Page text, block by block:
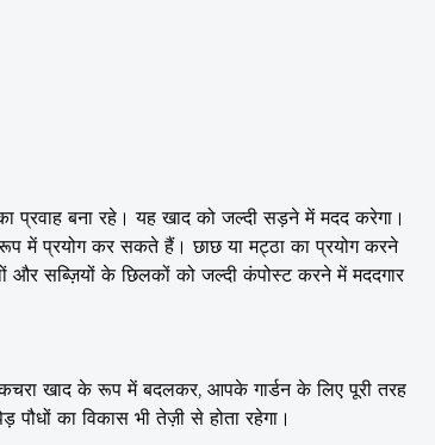
प्रवाह बना रहे। यह खाद को जल्दी सड़ने में मदद करेगा।
में प्रयोग कर सकते हैं। छाछ या मट्ठा का प्रयोग करने
और सब्ज़ियों के छिलकों को जल्दी कंपोस्ट करने में मददगार
खाद के रूप में बदलकर, आपके गार्डन के लिए पूरी तरह
का विकास भी तेज़ी से होता रहेगा।